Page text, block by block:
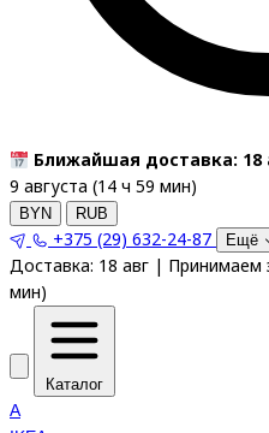
Ближайшая доставка: 18
9 августа (14 ч 59 мин)
BYN RUB
+375 (29) 632-24-87 Ещё
Доставка: 18 авг | Принимаем
мин)
Каталог
A